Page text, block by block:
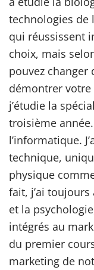
technologies de
qui réussissent
choix, mais
pouvez changer
démontrer votre
j’étudie la
troisième
l’informatique.
technique,
physique
fait, j’ai
et la
intégrés au
du premier
marketing de